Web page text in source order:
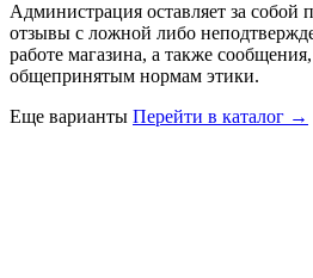
Администрация оставляет за собой
отзывы с ложной либо
работе магазина, а также
общепринятым нормам этики.
Еще варианты Перейти в каталог →